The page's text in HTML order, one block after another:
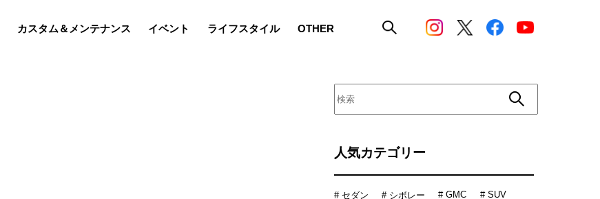
カスタム＆メンテナンス イベント ライフスタイル OTHER
人気カテゴリー
# セダン # シボレー # GMC # SUV